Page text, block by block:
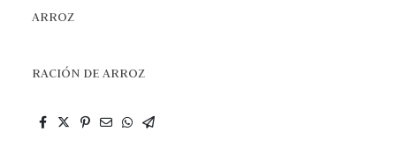
ARROZ
RACIÓN DE ARROZ